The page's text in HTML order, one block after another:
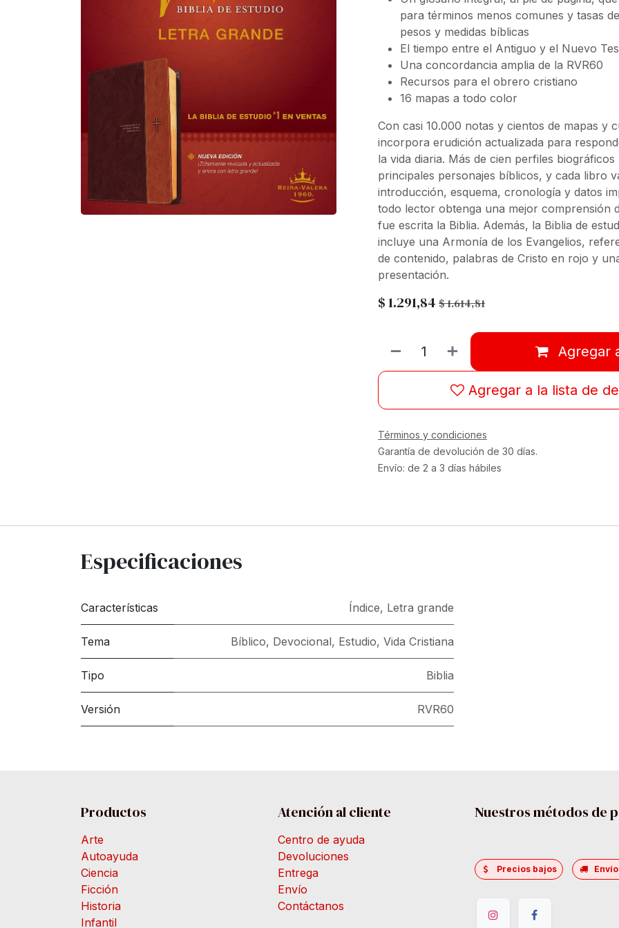
para términos menos comunes y tasas
pesos y medidas bíblicas
El tiempo entre el Antiguo y el Nuevo
Una concordancia amplia de la RVR60
Recursos para el obrero cristiano
16 mapas a todo color
Con casi 10.000 notas y cientos de mapas y
incorpora erudición actualizada para
la vida diaria. Más de cien perfiles biográficos
principales personajes bíblicos, y cada libro
introducción, esquema, cronología y datos
todo lector obtenga una mejor comprensión
fue escrita la Biblia. Además, la Biblia de
incluye una Armonía de los Evangelios,
de contenido, palabras de Cristo en rojo y
presentación.
$1.291,84 $1.614,81
Agregar
Agregar a la lista de
Términos y condiciones
Garantía de devolución de 30 días.
Envío: de 2 a 3 días hábiles
Especificaciones
Características Índice, Letra grande
Tema Bíblico, Devocional, Estudio, Vida Cristiana
Tipo Biblia
Versión RVR60
Productos
Arte
Autoayuda
Ciencia
Ficción
Historia
Infantil
Atención al cliente
Centro de ayuda
Devoluciones
Entrega
Envío
Contáctanos
Nuestros métodos de
Precios bajos